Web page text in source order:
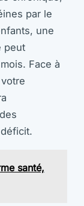
par le
une
peut
Face à
santé,